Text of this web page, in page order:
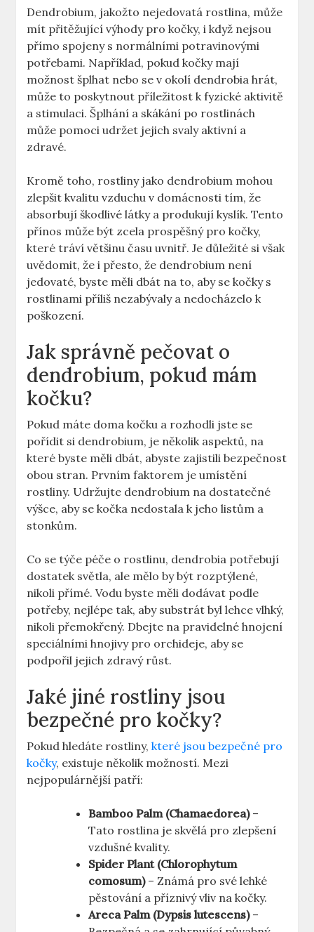
Dendrobium, jakožto nejedovatá rostlina, může
mít přitěžující výhody pro kočky, i když nejsou
přímo spojeny s normálními potravinovými
potřebami. Například, pokud kočky mají
možnost šplhat nebo se v okolí dendrobia hrát,
může to poskytnout příležitost k fyzické aktivitě
a stimulaci. Šplhání a skákání po rostlinách
může pomoci udržet jejich svaly aktivní a
zdravé.
Kromě toho, rostliny jako dendrobium mohou
zlepšit kvalitu vzduchu v domácnosti tím, že
absorbují škodlivé látky a produkují kyslík. Tento
přínos může být zcela prospěšný pro kočky,
které tráví většinu času uvnitř. Je důležité si však
uvědomit, že i přesto, že dendrobium není
jedovaté, byste měli dbát na to, aby se kočky s
rostlinami příliš nezabývaly a nedocházelo k
poškození.
Jak správně pečovat o
dendrobium, pokud mám
kočku?
Pokud máte doma kočku a rozhodli jste se
pořídit si dendrobium, je několik aspektů, na
které byste měli dbát, abyste zajistili bezpečnost
obou stran. Prvním faktorem je umístění
rostliny. Udržujte dendrobium na dostatečné
výšce, aby se kočka nedostala k jeho listům a
stonkům.
Co se týče péče o rostlinu, dendrobia potřebují
dostatek světla, ale mělo by být rozptýlené,
nikoli přímé. Vodu byste měli dodávat podle
potřeby, nejlépe tak, aby substrát byl lehce vlhký,
nikoli přemokřený. Dbejte na pravidelné hnojení
speciálními hnojivy pro orchideje, aby se
podpořil jejich zdravý růst.
Jaké jiné rostliny jsou
bezpečné pro kočky?
Pokud hledáte rostliny,které jsou bezpečné pro
kočky, existuje několik možností. Mezi
nejpopulárnější patří:
Bamboo Palm (Chamaedorea)–
Tato rostlina je skvělá pro zlepšení
vzdušné kvality.
Spider Plant (Chlorophytum
comosum)– Známá pro své lehké
pěstování a příznivý vliv na kočky.
Areca Palm (Dypsis lutescens)–